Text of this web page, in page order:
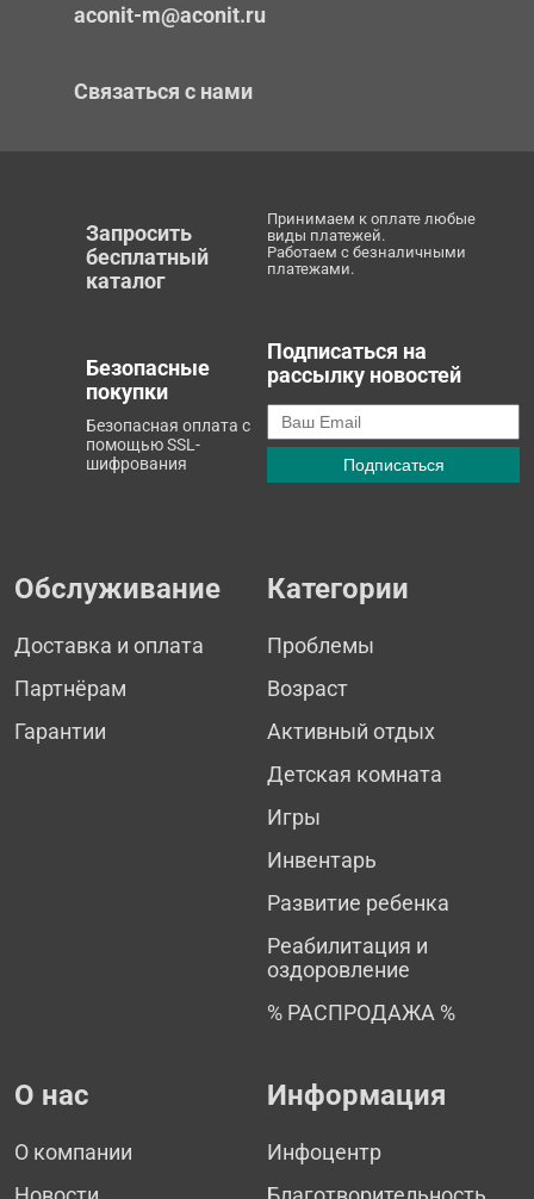
aconit-m@aconit.ru
Связаться с нами
Запросить
бесплатный
каталог
Принимаем к оплате любые
виды платежей.
Работаем с безналичными
платежами.
Безопасные
покупки
Безопасная оплата с
помощью SSL-
шифрования
Подписаться на
рассылку новостей
Обслуживание
Доставка и оплата
Партнёрам
Гарантии
Категории
Проблемы
Возраст
Активный отдых
Детская комната
Игры
Инвентарь
Развитие ребенка
Реабилитация и
оздоровление
% РАСПРОДАЖА %
О нас
О компании
Информация
Инфоцентр